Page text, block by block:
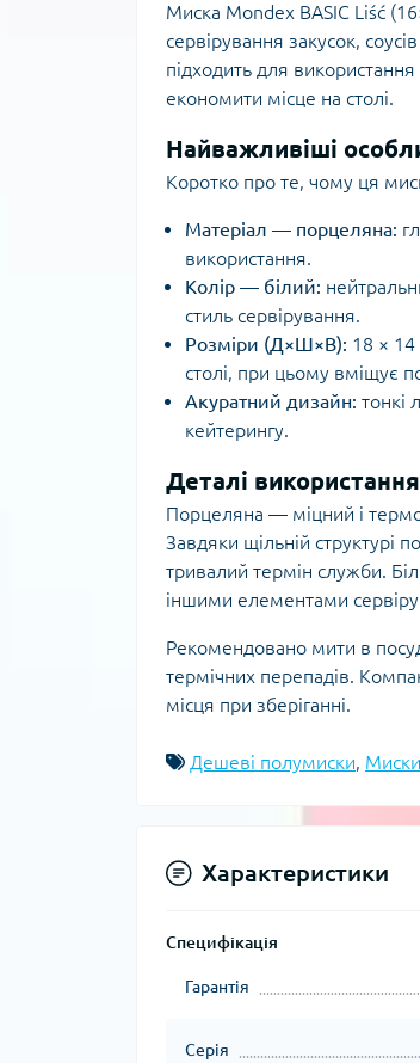
Миска Mondex BASIC Liść
сервірування закусок,
підходить для
економити місце на столі.
Найважливіші
Коротко про те, чому ця
Матеріал — порцеляна:
використання.
Колір — білий:
стиль сервірування.
Розміри (Д×Ш×В): 18 ×
столі, при цьому вміщує
Акуратний дизайн: тонкі
кейтерингу.
Деталі використання
Порцеляна — міцний і
Завдяки щільній структурі
тривалий термін служби.
іншими елементами
Рекомендовано мити в
термічних перепадів.
місця при зберіганні.
Дешеві полумиски,
Характеристики
Специфікація
Гарантія
Серія